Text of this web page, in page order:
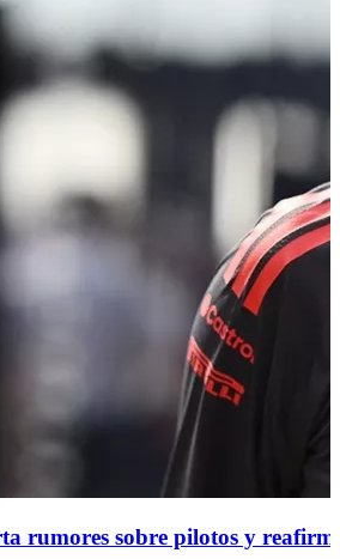
rumores sobre pilotos y